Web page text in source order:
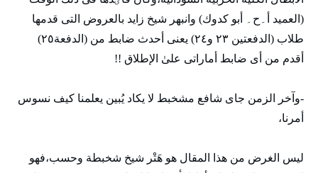
(العميد أ۔ح۔ أبو كدوك) وانبهر شيخ زايد بالعروض التی قدمها
طلاب (الدفعتين ٢٣ و٢٤) يعنی أحدث ضابط من (الدفعة٢٥)
أقدم من أی ضابط أماراتی علیٰ الإطلاق !!
-وآخر الزمن جای شافع مشخبط لا يكاد يُبين يعلمنا كيف نسوس
أمرنا،
ليس الغرض من هذا المقال هو هَتْر شيخ شخبطة وحسب،فهو